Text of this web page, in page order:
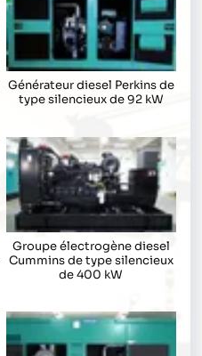
Générateur diesel Perkins de
type silencieux de 92 kW
Groupe électrogène diesel
Cummins de type silencieux
de 400 kW